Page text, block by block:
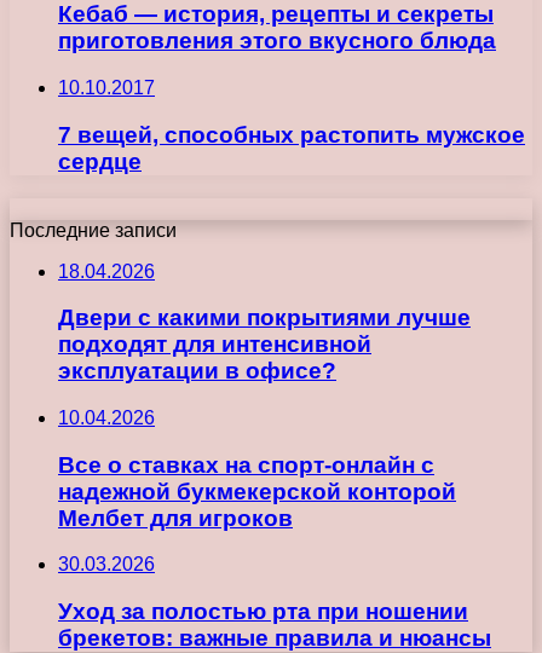
Кебаб — история, рецепты и секреты
приготовления этого вкусного блюда
10.10.2017
7 вещей, способных растопить мужское
сердце
Последние записи
18.04.2026
Двери с какими покрытиями лучше
подходят для интенсивной
эксплуатации в офисе?
10.04.2026
Все о ставках на спорт-онлайн с
надежной букмекерской конторой
Мелбет для игроков
30.03.2026
Уход за полостью рта при ношении
брекетов: важные правила и нюансы